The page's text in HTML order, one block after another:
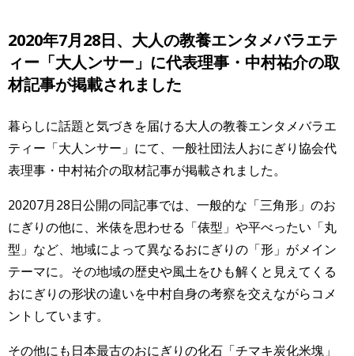
2020年7月28日、大人の教養エンタメバラエテ
ィー「大人ンサー」に代表理事・中村祐介の取
材記事が掲載されました
暮らしに話題と気づきを届ける大人の教養エンタメバラエ
ティー「大人ンサー」にて、一般社団法人おにぎり協会代
表理事・中村祐介の取材記事が掲載されました。
20207月28日公開の同記事では、一般的な「三角形」のお
にぎりの他に、米俵を思わせる「俵型」や平べったい「丸
型」など、地域によって異なるおにぎりの「形」がメイン
テーマに。その地域の歴史や風土をひも解くと見えてくる
おにぎりの形状の違いを中村自身の考察を交えながらコメ
ントしています。
その他にも日本最古のおにぎりの化石「チマキ炭化米塊」